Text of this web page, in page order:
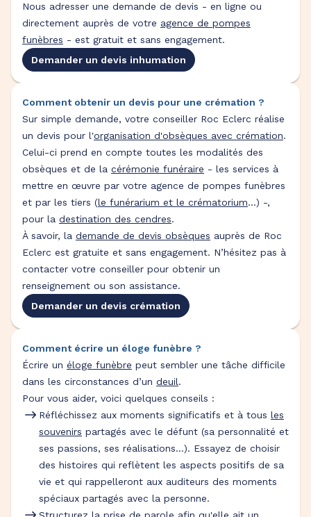
Nous adresser une demande de devis - en ligne ou
directement auprès de votre agence de pompes
funèbres - est gratuit et sans engagement.
Demander un devis inhumation
Comment obtenir un devis pour une crémation ?
Sur simple demande, votre conseiller Roc Eclerc réalise
un devis pour l'organisation d'obsèques avec crémation.
Celui-ci prend en compte toutes les modalités des
obsèques et de la cérémonie funéraire - les services à
mettre en œuvre par votre agence de pompes funèbres
et par les tiers (le funérarium et le crématorium...) -,
pour la destination des cendres.
À savoir, la demande de devis obsèques auprès de Roc
Eclerc est gratuite et sans engagement. N’hésitez pas à
contacter votre conseiller pour obtenir un
renseignement ou son assistance.
Demander un devis crémation
Comment écrire un éloge funèbre ?
Écrire un éloge funèbre peut sembler une tâche difficile
dans les circonstances d’un deuil.
Pour vous aider, voici quelques conseils :
Réfléchissez aux moments significatifs et à tous les
souvenirs partagés avec le défunt (sa personnalité et
ses passions, ses réalisations…). Essayez de choisir
des histoires qui reflètent les aspects positifs de sa
vie et qui rappelleront aux auditeurs des moments
spéciaux partagés avec la personne.